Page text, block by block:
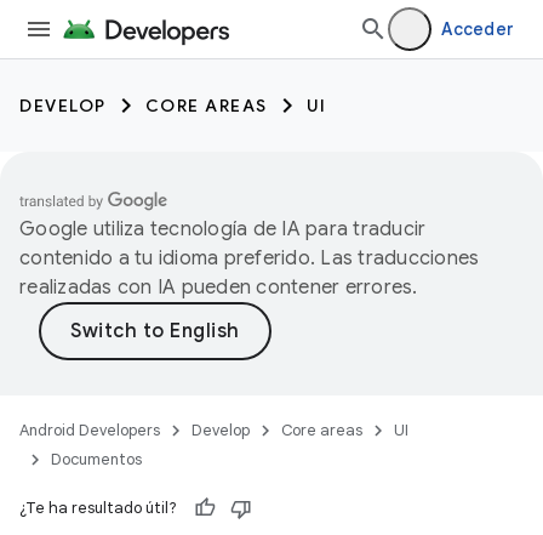
Acceder
DEVELOP CORE AREAS UI
Google utiliza tecnología de IA para traducir
contenido a tu idioma preferido. Las traducciones
realizadas con IA pueden contener errores.
Android Developers Develop Core areas
UI
Documentos
¿Te ha resultado útil?